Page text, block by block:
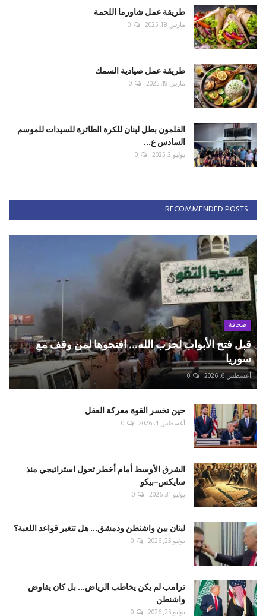
طريقة عمل شاورما اللحمة
مارس 18, 2025 0
طريقة عمل صيادية السمك
مارس 19, 2025 0
القلمون بطل لبنان للكرة الطائرة للسيدات للموسم
السادس ع...
يوليو 3, 2025 0
RECOMMENDED POSTS
صحافة
قبل فتح الأبواب لحزب الله... افتحوها لمن وقف مع
سوريا
أغسطس 6, 2026 0
حين تخسر القوة معركة العقل
أغسطس 4, 2026 0
الشرق الأوسط أمام أخطر تحول استراتيجي منذ
سايكس–بيكو
يوليو 31, 2026 0
لبنان بين واشنطن ودمشق... هل تتغير قواعد اللعبة؟
يوليو 25, 2026 0
ترامب لم يكن يخاطب الرياض... بل كان يفاوض
واشنطن
يوليو 25, 2026 0